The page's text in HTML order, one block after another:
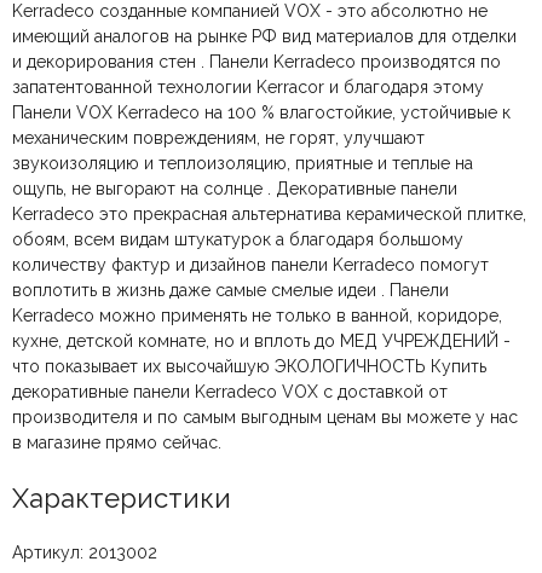
Kerradeco созданные компанией VOX - это абсолютно не
имеющий аналогов на рынке РФ вид материалов для отделки
и декорирования стен . Панели Kerradeco производятся по
запатентованной технологии Kerracor и благодаря этому
Панели VOX Kerradeco на 100 % влагостойкие, устойчивые к
механическим повреждениям, не горят, улучшают
звукоизоляцию и теплоизоляцию, приятные и теплые на
ощупь, не выгорают на солнце . Декоративные панели
Kerradeco это прекрасная альтернатива керамической плитке,
обоям, всем видам штукатурок а благодаря большому
количеству фактур и дизайнов панели Kerradeco помогут
воплотить в жизнь даже самые смелые идеи . Панели
Kerradeco можно применять не только в ванной, коридоре,
кухне, детской комнате, но и вплоть до МЕД УЧРЕЖДЕНИЙ -
что показывает их высочайшую ЭКОЛОГИЧНОСТЬ Купить
декоративные панели Kerradeco VOX с доставкой от
производителя и по самым выгодным ценам вы можете у нас
в магазине прямо сейчас.
Характеристики
Артикул: 2013002